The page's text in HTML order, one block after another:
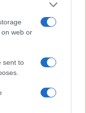
web or
sent to
cambios en la